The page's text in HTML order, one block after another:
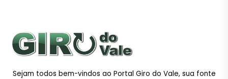
Sejam todos bem-vindos ao Portal Giro do Vale, sua fonte